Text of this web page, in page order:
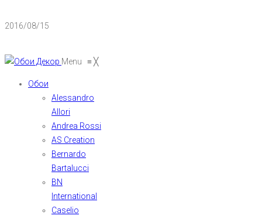
2016/08/15
Menu ≡╳
Обои
Alessandro
Allori
Andrea Rossi
AS Creation
Bernardo
Bartalucci
BN
International
Caselio